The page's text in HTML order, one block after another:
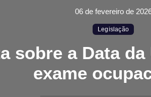
06 de fevereiro de
Legislação
sobre a Data
exame